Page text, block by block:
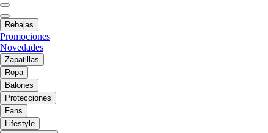
Rebajas
Promociones
Novedades
Zapatillas
Ropa
Balones
Protecciones
Fans
Lifestyle